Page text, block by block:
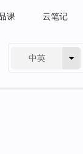
课 云笔记
中英